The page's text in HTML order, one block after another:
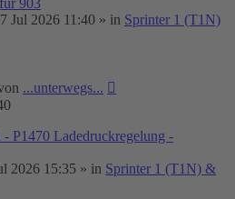
903
Jul 2026 11:40 » in Sprinter 1 (T1N)
...unterwegs...
P1470 Ladedruckregelung -
2026 15:35 » in Sprinter 1 (T1N) &